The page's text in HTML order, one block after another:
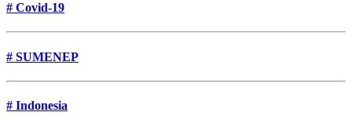
# Covid-19
# SUMENEP
# Indonesia